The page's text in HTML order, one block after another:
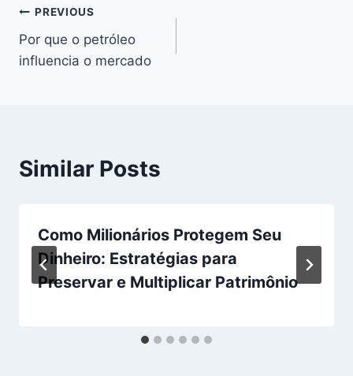
Post
navigation
PREVIOUS
Por que o petróleo
influencia o mercado
Similar Posts
Como Milionários Protegem Seu
Dinheiro: Estratégias para
Preservar e Multiplicar Patrimônio